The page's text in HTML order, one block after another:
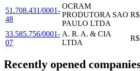
51.708.431/0001-
48
OCRAM
PRODUTORA SAO
PAULO LTDA
33.585.756/0001-
07
A. R. A. & CIA
LTDA
Recently opened